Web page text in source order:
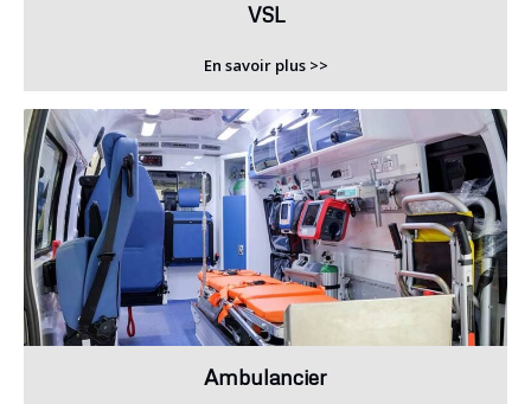
VSL
En savoir plus >>
Ambulancier